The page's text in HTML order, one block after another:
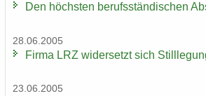
Den höchs­ten be­rufs­stän­di­schen
28.06.2005
Firma LRZ wi­der­setzt sich
23.06.2005